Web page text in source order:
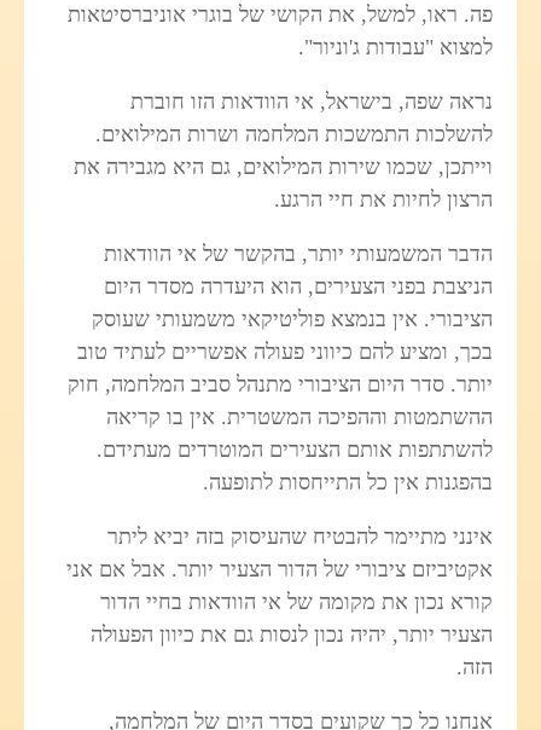
פה. ראו, למשל, את הקושי של בוגרי אוניברסיטאות
למצוא "עבודות ג'וניור".
נראה שפה, בישראל, אי הוודאות הזו חוברת
להשלכות התמשכות המלחמה ושרות המילואים.
וייתכן, שכמו שירות המילואים, גם היא מגבירה את
הרצון לחיות את חיי הרגע.
הדבר המשמעותי יותר, בהקשר של אי הוודאות
הניצבת בפני הצעירים, הוא היעדרה מסדר היום
הציבורי. אין בנמצא פוליטיקאי משמעותי שעוסק
בכך, ומציע להם כיווני פעולה אפשריים לעתיד טוב
יותר. סדר היום הציבורי מתנהל סביב המלחמה, חוק
ההשתמטות וההפיכה המשטרית. אין בו קריאה
להשתתפות אותם הצעירים המוטרדים מעתידם.
בהפגנות אין כל התייחסות לתופעה.
אינני מתיימר להבטיח שהעיסוק בזה יביא ליתר
אקטיביזם ציבורי של הדור הצעיר יותר. אבל אם אני
קורא נכון את מקומה של אי הוודאות בחיי הדור
הצעיר יותר, יהיה נכון לנסות גם את כיוון הפעולה
הזה.
אנחנו כל כך שקועים בסדר היום של המלחמה,